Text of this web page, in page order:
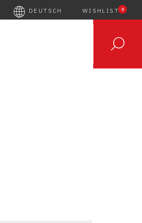
DEUTSCH WISHLIST 0